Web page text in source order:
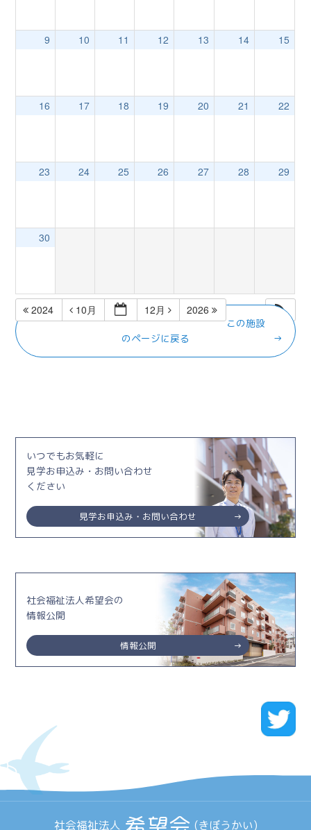
9 10 11 12 13 14 15
16 17 18 19 20 21 22
23 24 25 26 27 28 29
30
2024 10月 12月 2026
この施設
のページに戻る
いつでもお気軽に
見学お申込み・お問い合わせ
ください
見学お申込み・お問い合わせ
社会福祉法人希望会の
情報公開
情報公開
社会福祉法人 (きぼうかい)